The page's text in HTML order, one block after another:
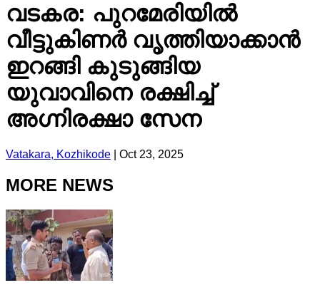
വടകര: പുറമേരിയിൽ
വീട്ടുകിണർ വൃത്തിയാക്കാൻ
ഇറങ്ങി കുടുങ്ങിയ
യുവാവിനെ രക്ഷിച്ച്
അഗ്നിരക്ഷാ സേന
Vatakara, Kozhikode Oct 23, 2025
MORE NEWS